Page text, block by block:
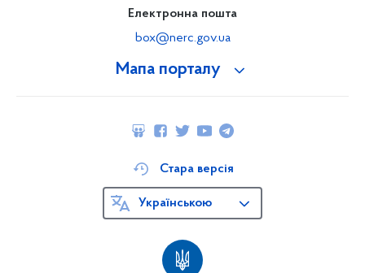
Мапа порталу
Електронна пошта
box@nerc.gov.ua
Стара версія
Українською